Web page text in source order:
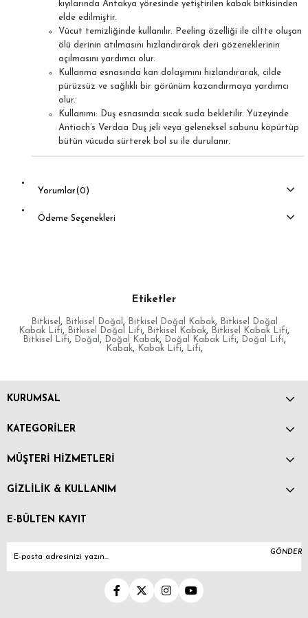
kıyılarında Antakya yöresinde yetiştirilen kabak bitkisinden
elde edilmiştir.
Vücut temizliğinde kullanılır. Peeling özelliği ile ciltte oluşan
ölü derinin atılmasını hızlandırarak deri gözeneklerinin
açılmasını yardımcı olur.
Kullanma esnasında kan dolaşımını hızlandırarak, cilde
pürüzsüz ve sağlıklı bir görünüm kazandırmaya yardımcı
olur.
Kullanımı: Duş esnasında sıcak suda bekletilir. Yüzeyinde
Antioch’s Verdaa Duş jeli veya geleneksel sabunu köpürtüp
bütün vücuda sürterek bol su ile durulanır.
Yorumlar(0)
Ödeme Seçenekleri
Etiketler
Bitkisel , Bitkisel Doğal , Bitkisel Doğal Kabak,
Bitkisel Doğal
Kabak Lifi, Bitkisel Doğal Lifi, Bitkisel Kabak, Bitkisel Kabak Lifi,
Bitkisel Lifi, Doğal , Doğal Kabak, Doğal Kabak Lifi, Doğal Lifi,
Kabak, Kabak Lifi, Lifi,
KURUMSAL
KATEGORİLER
MÜŞTERİ HİZMETLERİ
GİZLİLİK & KULLANIM
E-BÜLTEN KAYIT
GÖNDER